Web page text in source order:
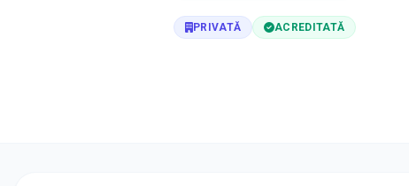
PRIVATĂ ACREDITATĂ